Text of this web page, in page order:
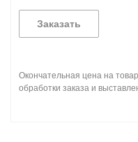
Заказать
Окончательная цена на
обработки заказа и